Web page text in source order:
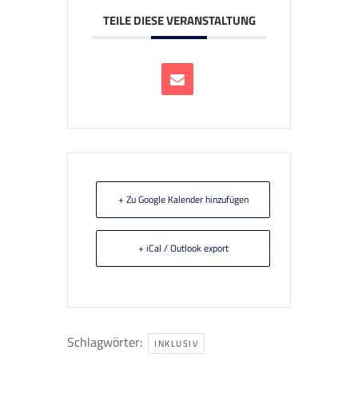
TEILE DIESE VERANSTALTUNG
+ Zu Google Kalender hinzufügen
+ iCal / Outlook export
Schlagwörter: INKLUSIV